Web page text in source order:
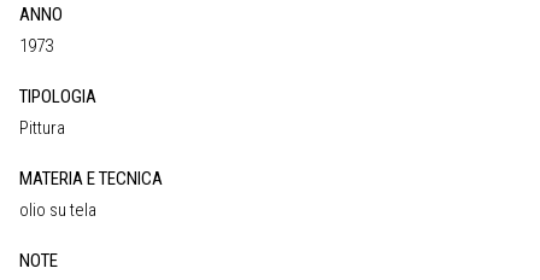
ANNO
1973
TIPOLOGIA
Pittura
MATERIA E TECNICA
olio su tela
NOTE